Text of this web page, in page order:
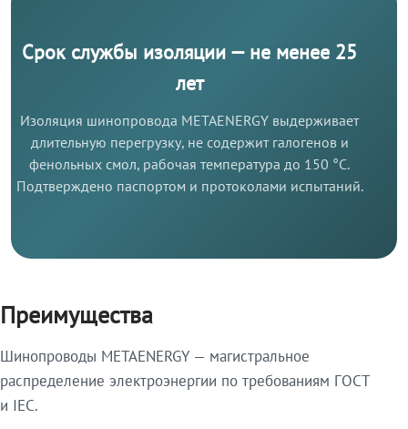
Срок службы изоляции — не менее 25
лет
Изоляция шинопровода METAENERGY выдерживает
длительную перегрузку, не содержит галогенов и
фенольных смол, рабочая температура до 150 °C.
Подтверждено паспортом и протоколами испытаний.
Преимущества
Шинопроводы METAENERGY — магистральное
распределение электроэнергии по требованиям ГОСТ
и IEC.